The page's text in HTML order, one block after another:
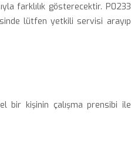
farklılık gösterecektir. P0233
lütfen yetkili servisi arayıp
bir kişinin çalışma prensibi ile